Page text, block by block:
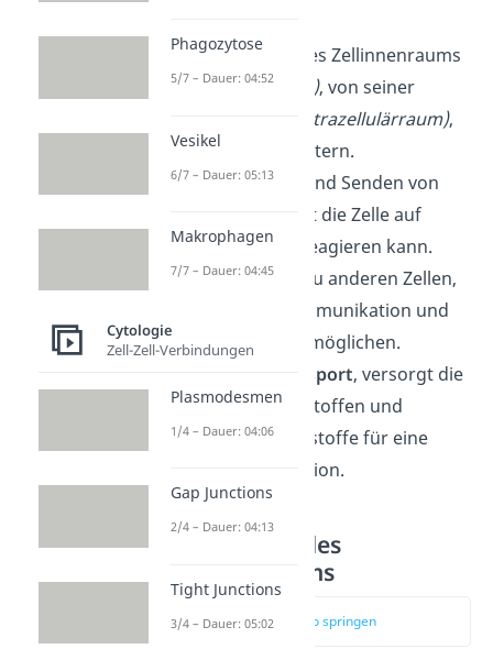
Abgrenzung
des Zellinnenraums
(inneres Milieu), von seiner
(Extrazellulärraum),
um Stoffe zu filtern.
Übertragung
und Senden von
Signalen, damit die Zelle auf
äußere Reize reagieren kann.
Verknüpfung
zu anderen Zellen,
um die Zellkommunikation und
Stabilität zu ermöglichen.
Membrantransport, versorgt die
Zelle mit Nährstoffen und
entfernt Abfallstoffe für eine
optimale Funktion.
Abgrenzung des
Zellinnenraums
zum Video springen
Phagozytose
5/7 – Dauer: 04:52
Vesikel
6/7 – Dauer: 05:13
Makrophagen
7/7 – Dauer: 04:45
Cytologie
Zell-Zell-Verbindungen
Plasmodesmen
1/4 – Dauer: 04:06
Gap Junctions
2/4 – Dauer: 04:13
Tight Junctions
3/4 – Dauer: 05:02